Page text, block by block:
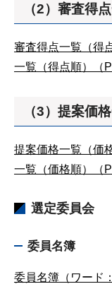
（2）審査得
審査得点一覧（得
一覧（得点順）（
（3）提案価
提案価格一覧（価
一覧（価格順）（
選定委員会
委員名簿
委員名簿（ワード